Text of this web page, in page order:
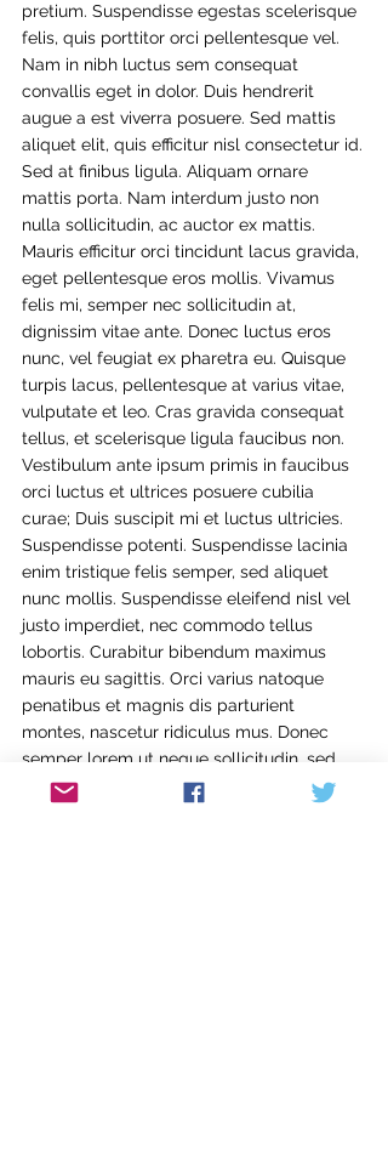
pretium. Suspendisse egestas scelerisque
felis, quis porttitor orci pellentesque vel.
Nam in nibh luctus sem consequat
convallis eget in dolor. Duis hendrerit
augue a est viverra posuere. Sed mattis
aliquet elit, quis efficitur nisl consectetur id.
Sed at finibus ligula. Aliquam ornare
mattis porta. Nam interdum justo non
nulla sollicitudin, ac auctor ex mattis.
Mauris efficitur orci tincidunt lacus gravida,
eget pellentesque eros mollis. Vivamus
felis mi, semper nec sollicitudin at,
dignissim vitae ante. Donec luctus eros
nunc, vel feugiat ex pharetra eu. Quisque
turpis lacus, pellentesque at varius vitae,
vulputate et leo. Cras gravida consequat
tellus, et scelerisque ligula faucibus non.
Vestibulum ante ipsum primis in faucibus
orci luctus et ultrices posuere cubilia
curae; Duis suscipit mi et luctus ultricies.
Suspendisse potenti. Suspendisse lacinia
enim tristique felis semper, sed aliquet
nunc mollis. Suspendisse eleifend nisl vel
justo imperdiet, nec commodo tellus
lobortis. Curabitur bibendum maximus
mauris eu sagittis. Orci varius natoque
penatibus et magnis dis parturient
montes, nascetur ridiculus mus. Donec
semper lorem ut neque sollicitudin, sed
pellentesque massa consequat. Ut eget